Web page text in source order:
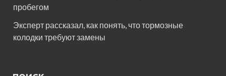
пробегом
Эксперт рассказал, как понять, что тормозные
колодки требуют замены